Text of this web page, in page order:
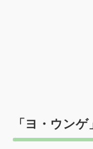
「ヨ・ウンゲ